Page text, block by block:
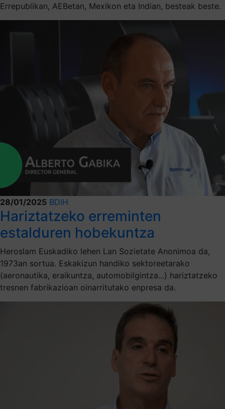
Errepublikan, AEBetan, Mexikon eta Indian, besteak beste.
28/01/2025 BDIH
Hariztatzeko erreminten
estalduren hobekuntza
Heroslam Euskadiko lehen Lan Sozietate Anonimoa da,
1973an sortua. Eskakizun handiko sektoreetarako
(aeronautika, eraikuntza, automobilgintza...) hariztatzeko
tresnen fabrikazioan oinarritutako enpresa da.